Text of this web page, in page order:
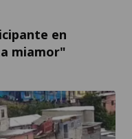
en
miamor"